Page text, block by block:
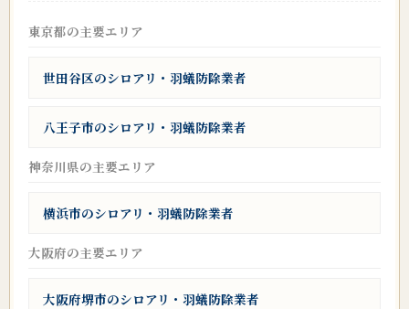
東京都の主要エリア
世田谷区のシロアリ・羽蟻防除業者
八王子市のシロアリ・羽蟻防除業者
神奈川県の主要エリア
横浜市のシロアリ・羽蟻防除業者
大阪府の主要エリア
大阪府堺市のシロアリ・羽蟻防除業者